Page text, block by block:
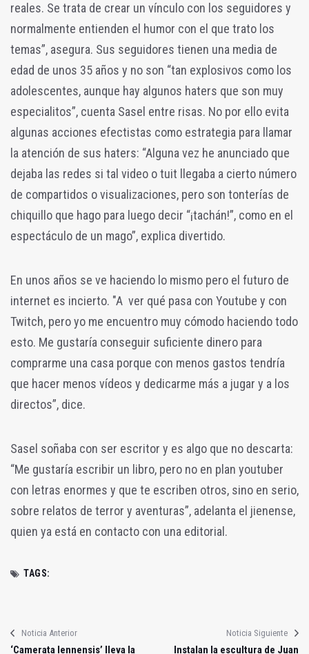
reales. Se trata de crear un vínculo con los seguidores y
normalmente entienden el humor con el que trato los
temas”, asegura. Sus seguidores tienen una media de
edad de unos 35 años y no son “tan explosivos como los
adolescentes, aunque hay algunos haters que son muy
especialitos”, cuenta Sasel entre risas. No por ello evita
algunas acciones efectistas como estrategia para llamar
la atención de sus haters: “Alguna vez he anunciado que
dejaba las redes si tal video o tuit llegaba a cierto número
de compartidos o visualizaciones, pero son tonterías de
chiquillo que hago para luego decir “¡tachán!”, como en el
espectáculo de un mago”, explica divertido.
En unos años se ve haciendo lo mismo pero el futuro de
internet es incierto. "A ver qué pasa con Youtube y con
Twitch, pero yo me encuentro muy cómodo haciendo todo
esto. Me gustaría conseguir suficiente dinero para
comprarme una casa porque con menos gastos tendría
que hacer menos vídeos y dedicarme más a jugar y a los
directos”, dice.
Sasel soñaba con ser escritor y es algo que no descarta:
“Me gustaría escribir un libro, pero no en plan youtuber
con letras enormes y que te escriben otros, sino en serio,
sobre relatos de terror y aventuras”, adelanta el jienense,
quien ya está en contacto con una editorial.
TAGS:
Noticia Anterior
‘Camerata Iennensis’ lleva la
Noticia Siguiente
Instalan la escultura de Juan